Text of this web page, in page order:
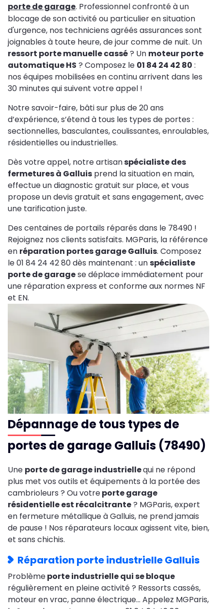
porte de garage. Professionnel confronté à un
blocage de son activité ou particulier en situation
d'urgence, nos techniciens agréés assurances sont
joignables à toute heure, de jour comme de nuit. Un
ressort porte manuelle cassé? Un moteur porte
automatique HS ? Composez le 01 84 24 42 80 :
nos équipes mobilisées en continu arrivent dans les
30 minutes qui suivent votre appel !
Notre savoir-faire, bâti sur plus de 20 ans
d’expérience, s’étend à tous les types de portes :
sectionnelles, basculantes, coulissantes, enroulables,
résidentielles ou industrielles.
Dès votre appel, notre artisanspécialiste des
fermetures à Galluis prend la situation en main,
effectue un diagnostic gratuit sur place, et vous
propose un devis gratuit et sans engagement, avec
une tarification juste.
Des centaines de portails réparés dans le 78490 !
Rejoignez nos clients satisfaits. MGParis, la référence
en réparation portes garage Galluis. Composez
le 01 84 24 42 80 dès maintenant : unspécialiste
porte de garagese déplace immédiatement pour
une réparation express et conforme aux normes NF
et EN.
Dépannage de tous types de
portes de garage Galluis (78490)
Une porte de garage industriellequi ne répond
plus met vos outils et équipements à la portée des
cambrioleurs ? Ou votreporte garage
résidentielle est récalcitrante? MGParis, expert
en fermeture métallique à Galluis, ne prend jamais
de pause ! Nos réparateurs locaux agissent vite, bien,
et sans chichis.
Réparation porte industrielle Galluis
Problèmeporte industrielle qui se bloque
régulièrement en pleine activité ? Ressorts cassés,
moteur en vrac, panne électrique… Appelez MGParis,